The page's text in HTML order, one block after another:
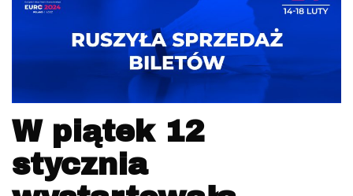
W piątek 12
stycznia